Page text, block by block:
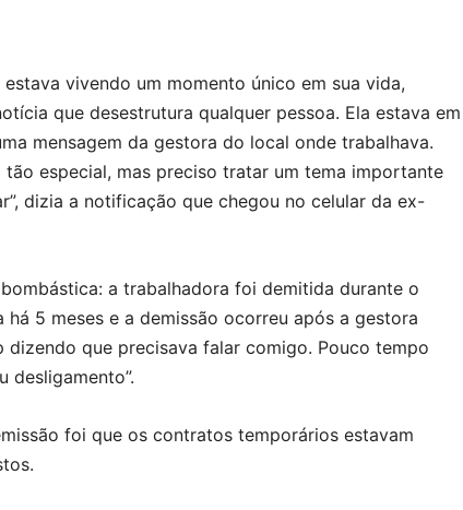
vivendo um momento único em sua vida,
que desestrutura qualquer pessoa. Ela estava em
mensagem da gestora do local onde trabalhava.
tão especial, mas preciso tratar um tema importante
dizia a notificação que chegou no celular da ex-
a trabalhadora foi demitida durante o
há 5 meses e a demissão ocorreu após a gestora
dizendo que precisava falar comigo. Pouco tempo
desligamento”.
foi que os contratos temporários estavam